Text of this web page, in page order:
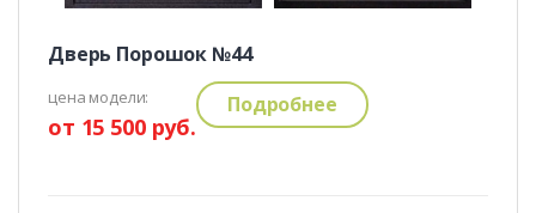
Дверь Порошок №44
цена модели:
от 15 500 руб.
Подробнее